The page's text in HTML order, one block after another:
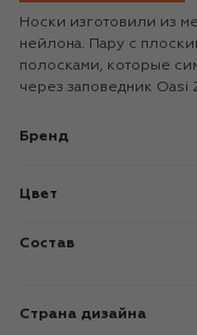
Носки изготовили из
нейлона. Пару с
полосками, которые
через заповедник Oasi
Бренд
Цвет
Состав
Страна дизайна